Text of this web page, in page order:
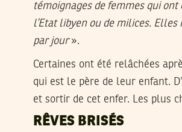
témoignages de femmes qui
l’Etat libyen ou de milices.
par jour».
Certaines ont été relâchées
qui est le père de leur enfant.
et sortir de cet enfer. Les plus
RÊVES BRISÉS